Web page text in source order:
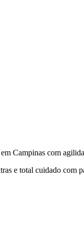
Campinas com
e total cuidado com